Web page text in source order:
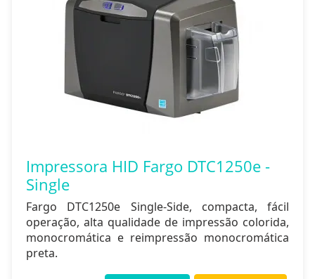
Impressora HID Fargo DTC1250e -
Single
Fargo DTC1250e Single-Side, compacta, fácil
operação, alta qualidade de impressão colorida,
monocromática e reimpressão monocromática
preta.